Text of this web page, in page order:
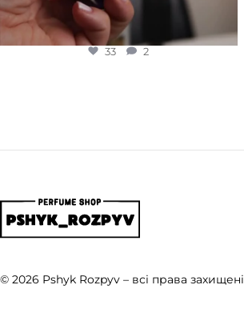
33 2
© 2026 Pshyk Rozpyv – всі права захищені